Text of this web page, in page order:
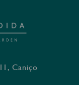
Caniço